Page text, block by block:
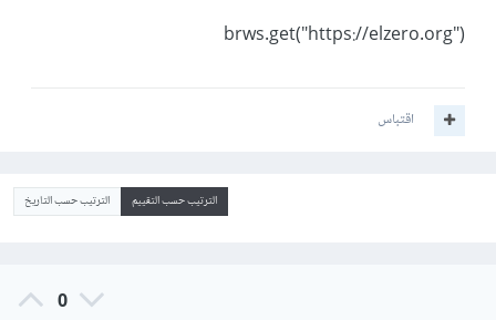
brws.get("https://elzero.org")
اقتباس
الترتيب حسب التقييم الترتيب حسب التاريخ
0